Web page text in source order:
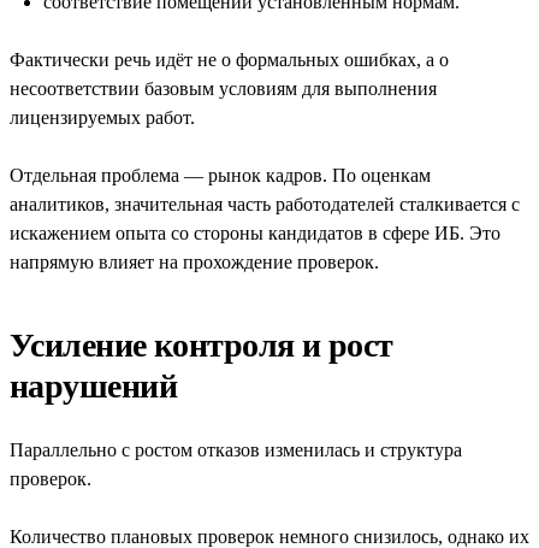
Фактически речь идёт не о формальных ошибках, а о
несоответствии базовым условиям для выполнения
лицензируемых работ.
Отдельная проблема — рынок кадров. По оценкам
аналитиков, значительная часть работодателей сталкивается с
искажением опыта со стороны кандидатов в сфере ИБ. Это
напрямую влияет на прохождение проверок.
Усиление контроля и рост
нарушений
Параллельно с ростом отказов изменилась и структура
проверок.
Количество плановых проверок немного снизилось, однако их